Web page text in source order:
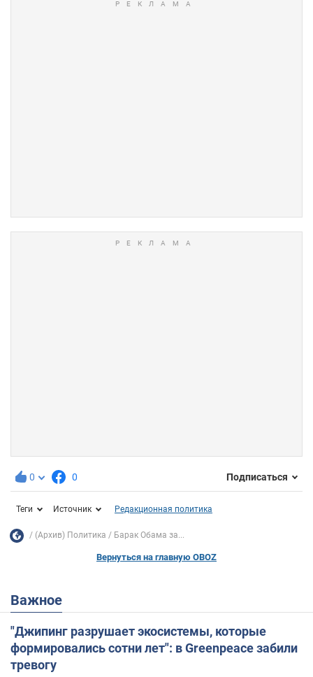
0 0 Подписаться
Теги Источник Редакционная политика
(Архив) Политика Барак Обама за...
Вернуться на главную OBOZ
Важное
"Джипинг разрушает экосистемы, которые
формировались сотни лет": в Greenpeace забили
тревогу